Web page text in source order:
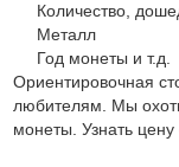
Количество,
Металл
Год монеты и т.д.
Ориентировочная
любителям. Мы
монеты. Узнать